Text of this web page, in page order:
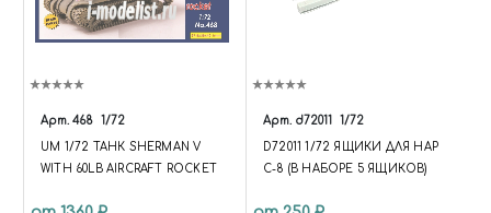
Арт. 468 1/72
UM 1/72 ТАНК SHERMAN V
WITH 60LB AIRCRAFT ROCKET
Арт. d72011 1/72
D72011 1/72 ЯЩИКИ ДЛЯ НАР
С-8 (В НАБОРЕ 5 ЯЩИКОВ)